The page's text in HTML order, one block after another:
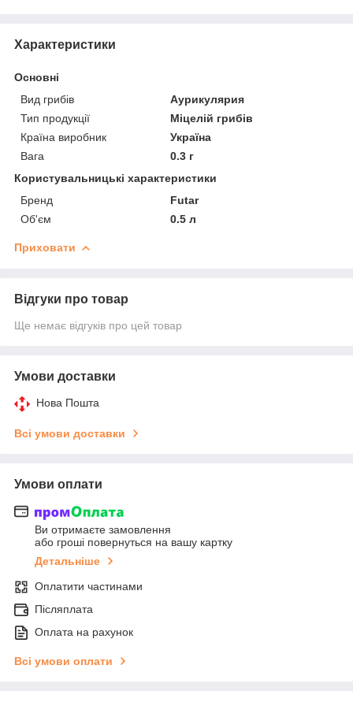
Характеристики
Основні
Вид грибів
Аурикулярия
Тип продукції
Міцелій грибів
Країна виробник
Україна
Вага
0.3 г
Користувальницькі характеристики
Бренд
Futar
Об'єм
0.5 л
Приховати
Відгуки про товар
Ще немає відгуків про цей товар
Умови доставки
Нова Пошта
Всі умови доставки
Умови оплати
Ви отримаєте замовлення
або гроші повернуться на вашу картку
Детальніше
Оплатити частинами
Післяплата
Оплата на рахунок
Всі умови оплати